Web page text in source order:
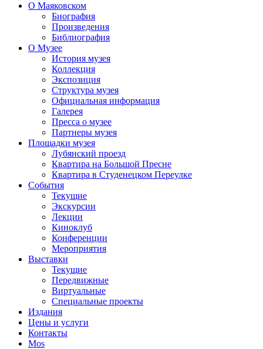
О Маяковском
Биография
Произведения
Библиография
О Музее
История музея
Коллекция
Экспозиция
Структура музея
Официальная информация
Галерея
Пресса о музее
Партнеры музея
Площадки музея
Лубянский проезд
Квартира на Большой Пресне
Квартира в Студенецком Переулке
События
Текущие
Экскурсии
Лекции
Киноклуб
Конференции
Мероприятия
Выставки
Текущие
Передвижные
Виртуальные
Специальные проекты
Издания
Цены и услуги
Контакты
Mos